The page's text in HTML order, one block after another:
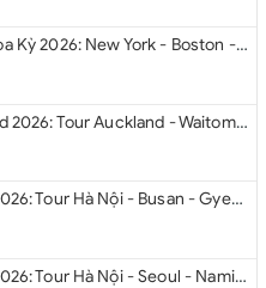
Du Lịch Bờ Đông Hoa Kỳ 2026: New York - Boston - New Hampshire - Artist’s Bluff - Echo Lake Kancamagus Highway - White Mountains - Albany - Buffalo Niagara Falls - Corning - Washington DC
Du lịch New Zealand 2026: Tour Auckland - Waitomo - Taupo - Rotorua - Matamata - Hamilton
Du lịch Hàn Quốc 2026: Tour Hà Nội - Busan - Gyeongju - Seoul - Đảo Nami - Tàu Điện Ven Biển Haeundae - Cầu Kính Oryukdo - Làng Văn Hóa Huinnyeoul
Du lịch Hàn Quốc 2026: Tour Hà Nội - Seoul - Nami - Everland - Painter Show - Thư Viện Sách